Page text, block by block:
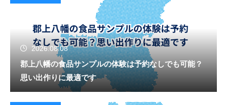
2026.08.08
郡上八幡の食品サンプルの体験は予約なしでも可能？
思い出作りに最適です